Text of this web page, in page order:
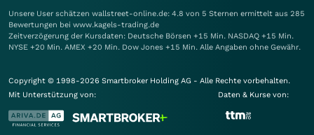
Unsere User schätzen wallstreet-online.de: 4.8 von 5 Sternen ermittelt aus 285
Bewertungen bei www.kagels-trading.de
Zeitverzögerung der Kursdaten: Deutsche Börsen +15 Min. NASDAQ +15 Min.
NYSE +20 Min. AMEX +20 Min. Dow Jones +15 Min. Alle Angaben ohne Gewähr.
Copyright © 1998-2026 Smartbroker Holding AG - Alle Rechte vorbehalten.
Mit Unterstützung von:
Daten & Kurse von: